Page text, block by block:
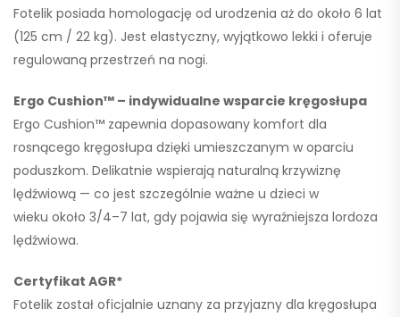
Fotelik posiada homologację od urodzenia aż do około 6 lat
(125 cm / 22 kg). Jest elastyczny, wyjątkowo lekki i oferuje
regulowaną przestrzeń na nogi.
Ergo Cushion™ – indywidualne wsparcie kręgosłupa
Ergo Cushion™ zapewnia dopasowany komfort dla
rosnącego kręgosłupa dzięki umieszczanym w oparciu
poduszkom. Delikatnie wspierają naturalną krzywiznę
lędźwiową — co jest szczególnie ważne u dzieci w
wieku około 3/4–7 lat, gdy pojawia się wyraźniejsza lordoza
lędźwiowa.
Certyfikat AGR*
Fotelik został oficjalnie uznany za przyjazny dla kręgosłupa